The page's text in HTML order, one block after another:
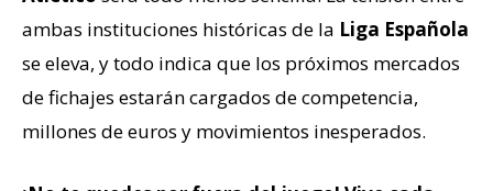
ambas instituciones históricas de la Liga Española
se eleva, y todo indica que los próximos mercados
de fichajes estarán cargados de competencia,
millones de euros y movimientos inesperados.